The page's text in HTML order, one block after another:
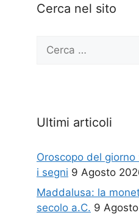
Cerca nel sito
per:
Ultimi articoli
Oroscopo del
i segni 9 Agosto
Maddalusa: la
secolo a.C. 9